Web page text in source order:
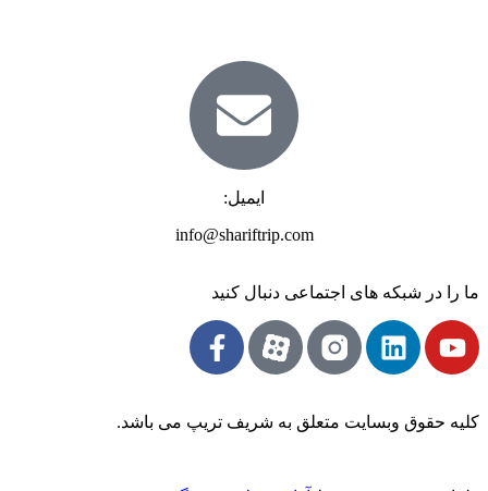
ایمیل:
info@shariftrip.com
ما را در شبکه های اجتماعی دنبال کنید
کلیه حقوق وبسایت متعلق به شریف تریپ می باشد.